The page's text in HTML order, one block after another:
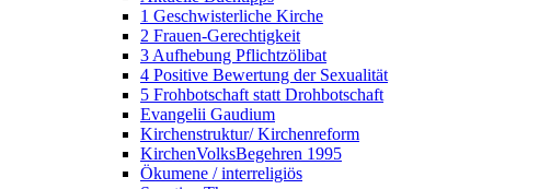
1 Geschwisterliche Kirche
2 Frauen-Gerechtigkeit
3 Aufhebung Pflichtzölibat
4 Positive Bewertung der Sexualität
5 Frohbotschaft statt Drohbotschaft
Evangelii Gaudium
Kirchenstruktur/ Kirchenreform
KirchenVolksBegehren 1995
Ökumene / interreligiös